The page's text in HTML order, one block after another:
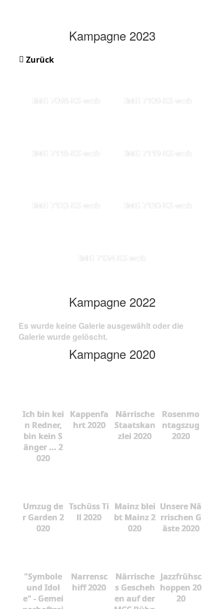
Kampagne 2023
Zurück
IMG 7098-KS-web IMG 7109-KS-web
IMG 7116-KS-web IMG 7119-KS-web
IMG 7123-KS-web IMG 7130-KS-web
IMG 7134-KS-web
Kampagne 2022
Es wurde keine Galerie ausgewählt oder die
Galerie wurde gelöscht.
Kampagne 2020
Ich bin kei
n Redner,
bin kein S
änger ... 2
020
Kappenfa
hrt 2020
Närrische
Staatskan
zlei 2020
Rosenmo
ntagszug
2020
Umzug de
r Garden 2
020
Tschüss Ti
ll 2020
Mainz blei
bt Mainz 2
020
Unsere Nä
rrischen G
äste 2020
"Symbole
und Idol
e" - Gemei
Narrensc
hiff 2020
Närrische
s Gescheh
en auf der
Jazzfrühsc
hoppen 20
20